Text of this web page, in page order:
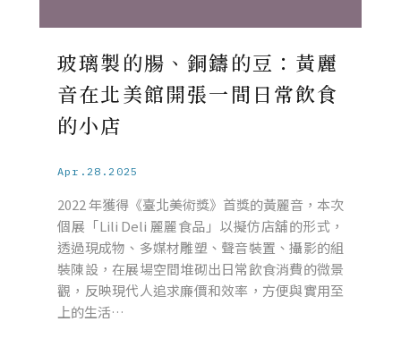
玻璃製的腸、銅鑄的豆：黃麗
音在北美館開張一間日常飲食
的小店
Apr.28.2025
2022 年獲得《臺北美術獎》首獎的黃麗音，本次
個展「Lili Deli 麗麗食品」以擬仿店舖的形式，
透過現成物、多媒材雕塑、聲音裝置、攝影的組
裝陳設，在展場空間堆砌出日常飲食消費的微景
觀，反映現代人追求廉價和效率，方便與實用至
上的生活…